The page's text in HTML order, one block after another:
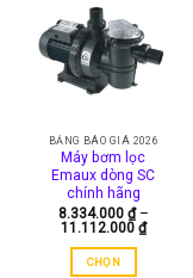
nhiều
biến
thể.
Các
chọn
có
thể
được
chọn
trên
trang
BẢNG BÁO GIÁ 2026
Máy bơm lọc
Emaux dòng SC
chính hãng
8.334.000 ₫ –
11.112.000 ₫Khoảng
CHỌN